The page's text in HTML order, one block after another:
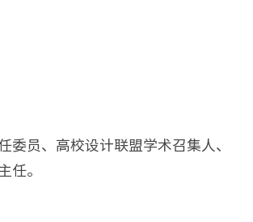
员、高校设计联盟学术召集人、
。